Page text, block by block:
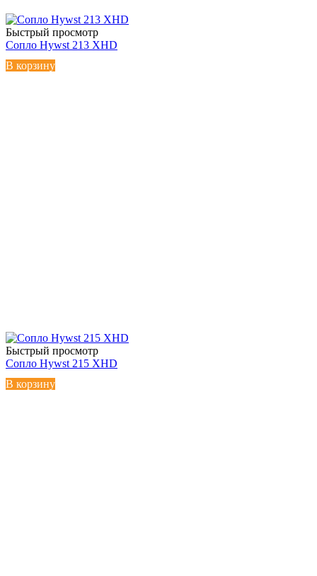
Быстрый просмотр
Сопло Hywst 213 XHD
В корзину
Быстрый просмотр
Сопло Hywst 215 XHD
В корзину